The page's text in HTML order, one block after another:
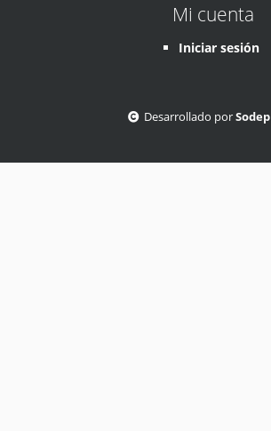
Mi cuenta
Iniciar sesión
Desarrollado porSodep